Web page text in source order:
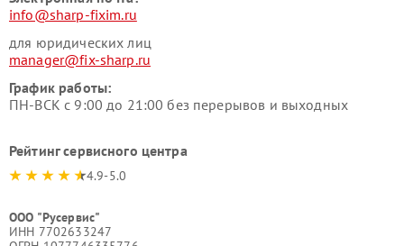
info@sharp-fixim.ru
для юридических лиц
manager@fix-sharp.ru
График работы:
ПН-ВСК с 9:00 до 21:00 без перерывов и выходных
Рейтинг сервисного центра
4.9-5.0
ООО "Русервис"
ИНН 7702633247